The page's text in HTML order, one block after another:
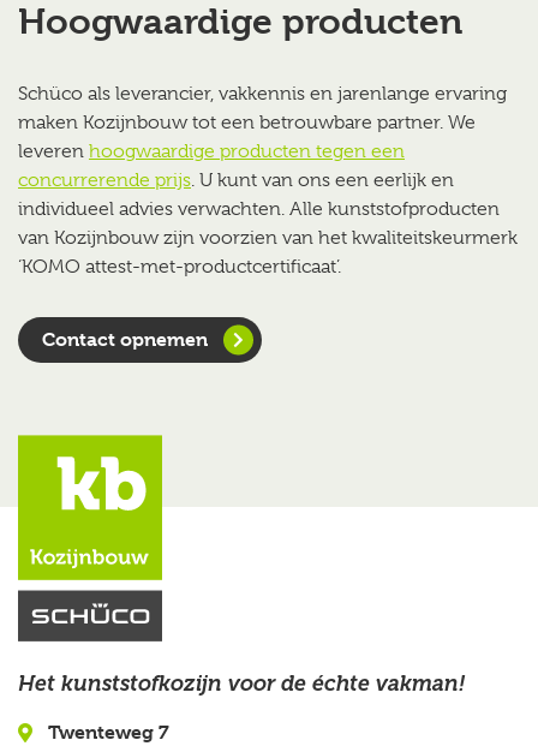
Hoogwaardige producten
Schüco als leverancier, vakkennis en jarenlange ervaring
maken Kozijnbouw tot een betrouwbare partner. We
leveren hoogwaardige producten tegen een
concurrerende prijs. U kunt van ons een eerlijk en
individueel advies verwachten. Alle kunststofproducten
van Kozijnbouw zijn voorzien van het kwaliteitskeurmerk
‘KOMO attest-met-productcertificaat’.
Contact opnemen
Het kunststofkozijn voor de échte vakman!
Twenteweg 7